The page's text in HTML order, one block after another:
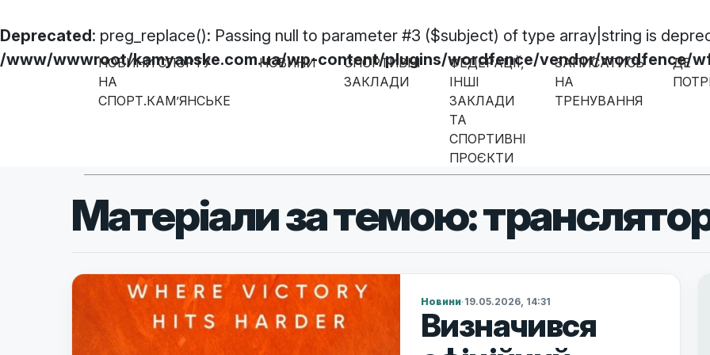
Deprecated: preg_replace(): Passing null to parameter #3 ($subject) of type array|string is
/www/wwwroot/kamyanske.com.ua/wp-content/plugins/wordfence/vendor/wordfence/
Skip to content
НОВИНИ СПОРТУ
НА
СПОРТ.КАМ’ЯНСЬКЕ
НОВИНИ
СПОРТИВНІ
ЗАКЛАДИ
ФЕДЕРАЦІЇ,
ІНШІ
ЗАКЛАДИ
ТА
СПОРТИВНІ
ПРОЄКТИ
ЗАПИСАТИСЬ
НА
ТРЕНУВАННЯ
ДЕ
Матеріали за темою:
Новини·19.05.2026, 14:31
Визначився